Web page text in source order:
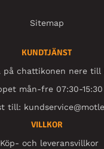
Sitemap
KUNDTJÄNST
chattikonen nere till
mån-fre 07:30-15:30
till:
VILLKOR
och leveransvillkor